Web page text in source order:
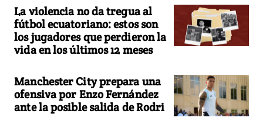
La violencia no da tregua al
fútbol ecuatoriano: estos son
los jugadores que perdieron la
vida en los últimos 12 meses
Manchester City prepara una
ofensiva por Enzo Fernández
ante la posible salida de Rodri